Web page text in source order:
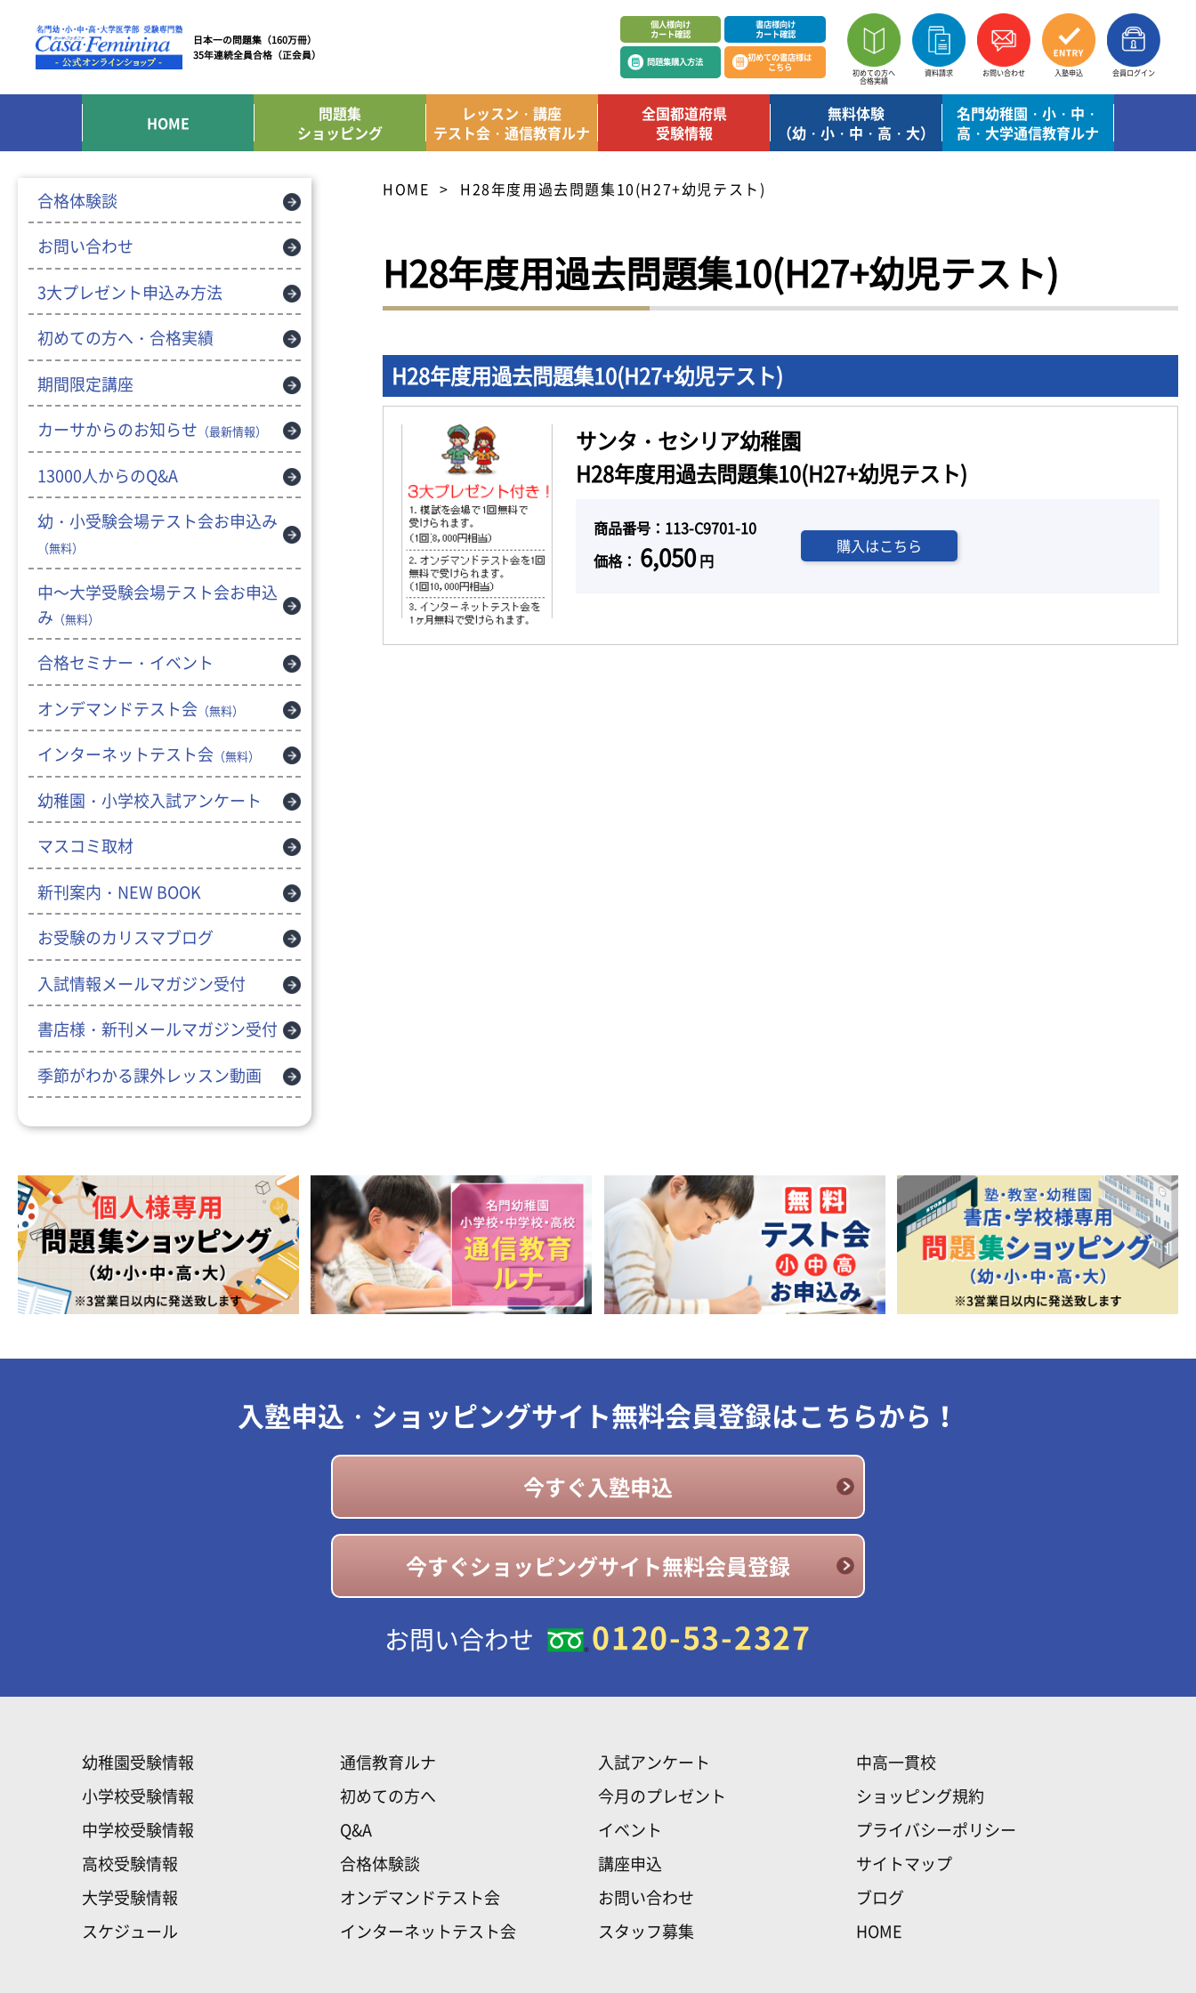
日本一の問題集（160万冊）
35年連続全員合格（正会員）
個人様向け
カート確認
書店様向け
カート確認
問題集購入方法 初めての書店様は
こちら 初めての方へ
合格実績
資料請求 お問い合わせ 入塾申込 会員ログイン
HOME
問題集
ショッピング
レッスン・講座
テスト会・通信教育ルナ
全国都道府県
受験情報
無料体験
（幼・小・中・高・大）
名門幼稚園・小・中・
高・大学通信教育ルナ
HOME H28年度用過去問題集10(H27+幼児テスト)
H28年度用過去問題集10(H27+幼児テスト)
H28年度用過去問題集10(H27+幼児テスト)
サンタ・セシリア幼稚園
H28年度用過去問題集10(H27+幼児テスト)
商品番号：113-C9701-10
価格： 6,050円
購入はこちら
合格体験談
お問い合わせ
3大プレゼント申込み方法
初めての方へ・合格実績
期間限定講座
カーサからのお知らせ （最新情報）
13000人からのQ&A
幼・小受験会場テスト会お申込み
（無料）
中～大学受験会場テスト会お申込
み （無料）
合格セミナー・イベント
オンデマンドテスト会 （無料）
インターネットテスト会 （無料）
幼稚園・小学校入試アンケート
マスコミ取材
新刊案内・NEW BOOK
お受験のカリスマブログ
入試情報メールマガジン受付
書店様・新刊メールマガジン受付
季節がわかる課外レッスン動画
入塾申込・ショッピングサイト無料会員登録はこちらから！
今すぐ入塾申込
今すぐショッピングサイト無料会員登録
お問い合わせ 0120-53-2327
幼稚園受験情報
小学校受験情報
中学校受験情報
高校受験情報
大学受験情報
スケジュール
通信教育ルナ
初めての方へ
Q&A
合格体験談
オンデマンドテスト会
インターネットテスト会
入試アンケート
今月のプレゼント
イベント
講座申込
お問い合わせ
スタッフ募集
中高一貫校
ショッピング規約
プライバシーポリシー
サイトマップ
ブログ
HOME